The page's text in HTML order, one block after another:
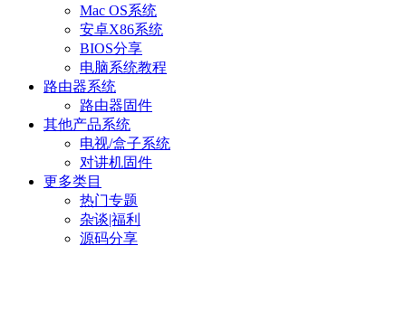
Mac OS系统
安卓X86系统
BIOS分享
电脑系统教程
路由器系统
路由器固件
其他产品系统
电视/盒子系统
对讲机固件
更多类目
热门专题
杂谈|福利
源码分享